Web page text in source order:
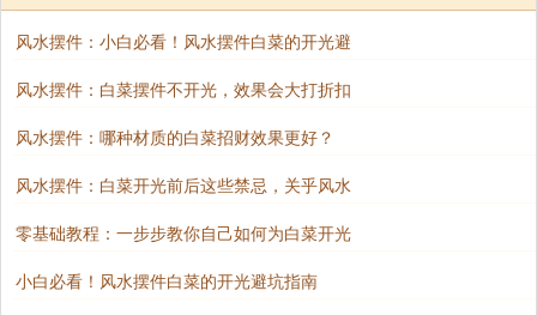
风水作用
风水摆件：小白必看！风水摆件白菜的开光避
风水摆件：白菜摆件不开光，效果会大打折扣
风水摆件：哪种材质的白菜招财效果更好？
风水摆件：白菜开光前后这些禁忌，关乎风水
零基础教程：一步步教你自己如何为白菜开光
小白必看！风水摆件白菜的开光避坑指南